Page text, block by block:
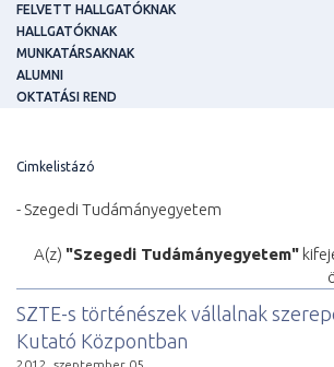
FELVETT HALLGATÓKNAK
HALLGATÓKNAK
MUNKATÁRSAKNAK
ALUMNI
OKTATÁSI REND
Cimkelistázó
- Szegedi Tudámányegyetem
A(z) "Szegedi Tudámányegyetem"
SZTE-s történészek vállalnak
Kutató Központban
2012. szeptember 05.